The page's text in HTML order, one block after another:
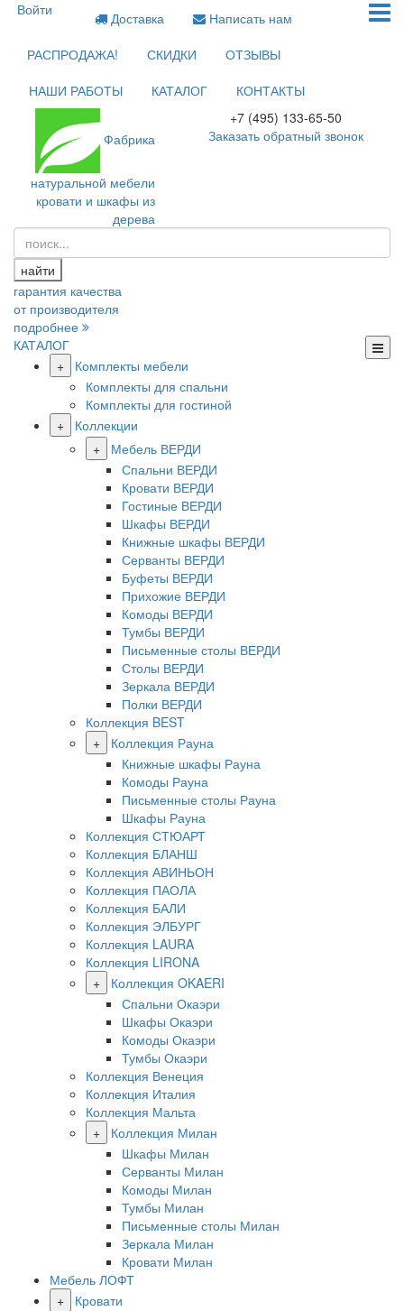
Войти Доставка
Написать нам
РАСПРОДАЖА!
СКИДКИ
ОТЗЫВЫ
НАШИ РАБОТЫ
КАТАЛОГ КОНТАКТЫ
Фабрика
натуральной мебели
кровати и шкафы из
дерева
+7 (495) 133-65-50
Заказать обратный звонок
найти
гарантия качества
от производителя
подробнее
КАТАЛОГ
+
Комплекты мебели
Комплекты для спальни
Комплекты для гостиной
+
Коллекции
+
Мебель ВЕРДИ
Спальни ВЕРДИ
Кровати ВЕРДИ
Гостиные ВЕРДИ
Шкафы ВЕРДИ
Книжные шкафы ВЕРДИ
Серванты ВЕРДИ
Буфеты ВЕРДИ
Прихожие ВЕРДИ
Комоды ВЕРДИ
Тумбы ВЕРДИ
Письменные столы ВЕРДИ
Столы ВЕРДИ
Зеркала ВЕРДИ
Полки ВЕРДИ
Коллекция BEST
+
Коллекция Рауна
Книжные шкафы Рауна
Комоды Рауна
Письменные столы Рауна
Шкафы Рауна
Коллекция СТЮАРТ
Коллекция БЛАНШ
Коллекция АВИНЬОН
Коллекция ПАОЛА
Коллекция БАЛИ
Коллекция ЭЛБУРГ
Коллекция LAURA
Коллекция LIRONA
+
Коллекция OKAERI
Спальни Окаэри
Шкафы Окаэри
Комоды Окаэри
Тумбы Окаэри
Коллекция Венеция
Коллекция Италия
Коллекция Мальта
+
Коллекция Милан
Шкафы Милан
Серванты Милан
Комоды Милан
Тумбы Милан
Письменные столы Милан
Зеркала Милан
Кровати Милан
Мебель ЛОФТ
+
Кровати